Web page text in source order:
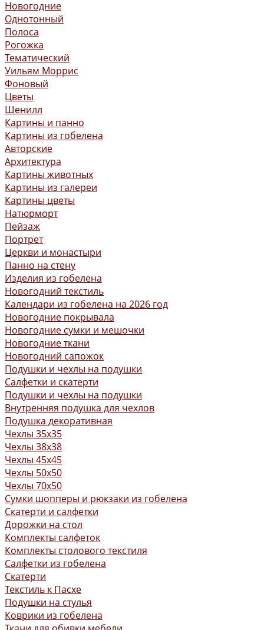
Новогодние
Однотонный
Полоса
Рогожка
Тематический
Уильям Моррис
Фоновый
Цветы
Шенилл
Картины и панно
Картины из гобелена
Авторские
Архитектура
Картины животных
Картины из галереи
Картины цветы
Натюрморт
Пейзаж
Портрет
Церкви и монастыри
Панно на стену
Изделия из гобелена
Новогодний текстиль
Календари из гобелена на 2026 год
Новогодние покрывала
Новогодние сумки и мешочки
Новогодние ткани
Новогодний сапожок
Подушки и чехлы на подушки
Салфетки и скатерти
Подушки и чехлы на подушки
Внутренняя подушка для чехлов
Подушка декоративная
Чехлы 35x35
Чехлы 38х38
Чехлы 45x45
Чехлы 50x50
Чехлы 70x50
Сумки шопперы и рюкзаки из гобелена
Скатерти и салфетки
Дорожки на стол
Комплекты салфеток
Комплекты столового текстиля
Салфетки из гобелена
Скатерти
Текстиль к Пасхе
Подушки на стулья
Коврики из гобелена